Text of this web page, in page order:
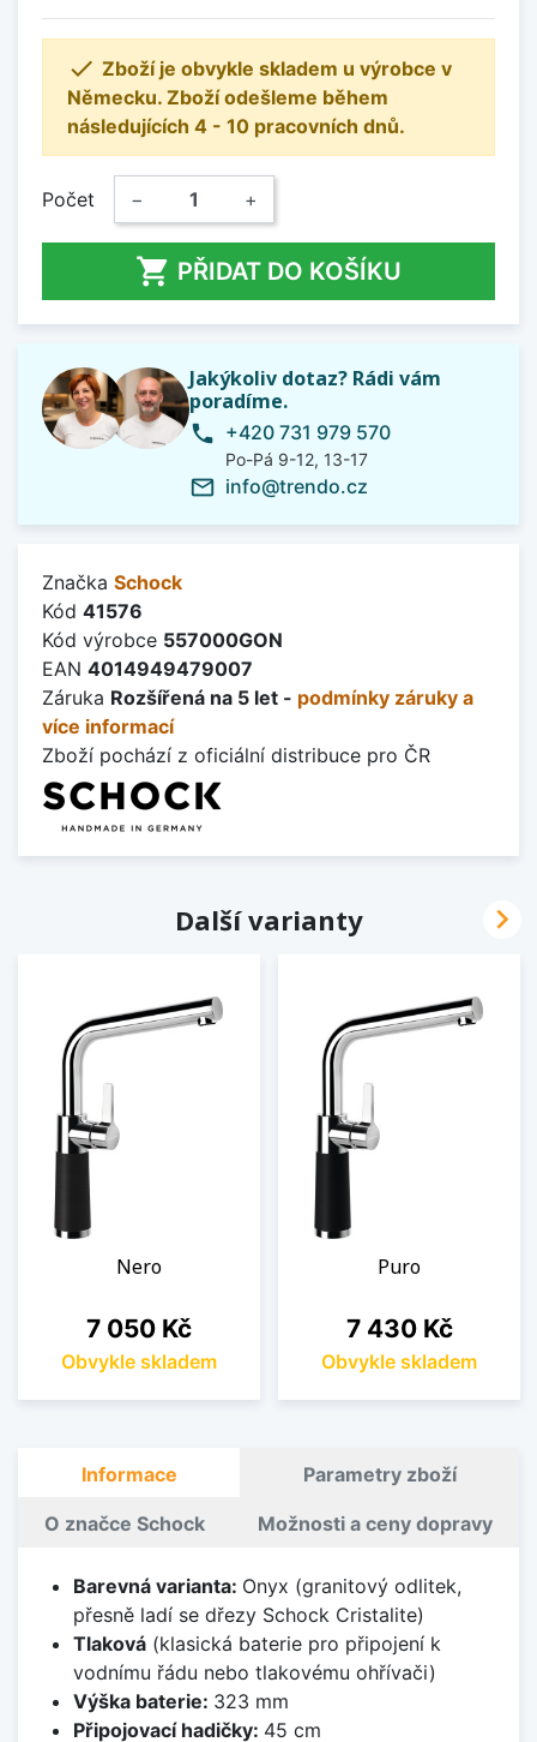
 Zboží je obvykle skladem u výrobce v
Německu. Zboží odešleme během
následujících 4 - 10 pracovních dnů.
Počet − +
 PŘIDAT DO KOŠÍKU
Jakýkoliv dotaz? Rádi vám
poradíme.
phone +420 731 979 570
Po-Pá 9-12, 13-17
mail_outline info@trendo.cz
Značka Schock
Kód 41576
Kód výrobce 557000GON
EAN 4014949479007
Záruka Rozšířená na 5 let - podmínky záruky a
více informací
Zboží pochází z oficiální distribuce pro ČR
Další varianty
Nero
Cena
7 050 Kč
Obvykle skladem
Puro
Cena
7 430 Kč
Obvykle skladem

Informace Parametry zboží
O značce Schock Možnosti a ceny dopravy
Barevná varianta: Onyx (granitový odlitek,
přesně ladí se dřezy Schock Cristalite)
Tlaková(klasická baterie pro připojení k
vodnímu řádu nebo tlakovému ohřívači)
Výška baterie: 323 mm
Připojovací hadičky: 45 cm